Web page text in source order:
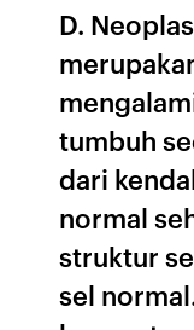
D.
tumbuh
dari
normal
struktur
sel